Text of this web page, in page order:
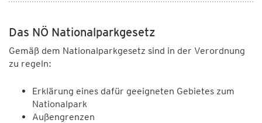
Das NÖ Nationalparkgesetz
Gemäß dem Nationalparkgesetz sind in der Verordnung
zu regeln:
Erklärung eines dafür geeigneten Gebietes zum
Nationalpark
Außengrenzen